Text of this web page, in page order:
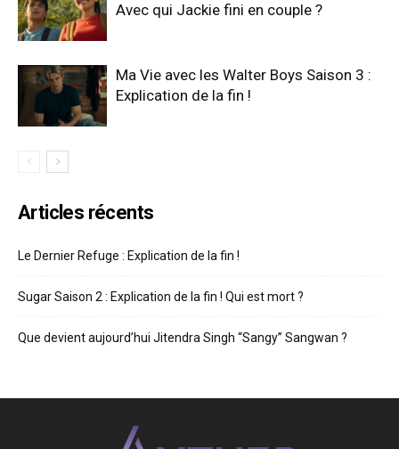
Avec qui Jackie fini en couple ?
Ma Vie avec les Walter Boys Saison 3 :
Explication de la fin !
Articles récents
Le Dernier Refuge : Explication de la fin !
Sugar Saison 2 : Explication de la fin ! Qui est mort ?
Que devient aujourd’hui Jitendra Singh “Sangy” Sangwan ?